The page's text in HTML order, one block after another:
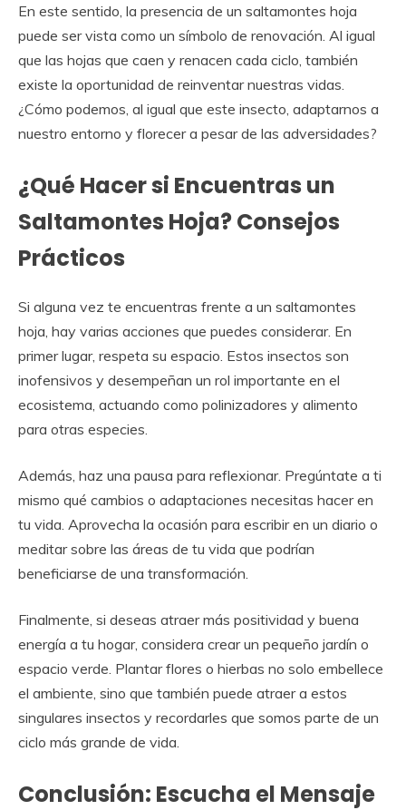
En este sentido, la presencia de un saltamontes hoja
puede ser vista como un símbolo de renovación. Al igual
que las hojas que caen y renacen cada ciclo, también
existe la oportunidad de reinventar nuestras vidas.
¿Cómo podemos, al igual que este insecto, adaptarnos a
nuestro entorno y florecer a pesar de las adversidades?
¿Qué Hacer si Encuentras un
Saltamontes Hoja? Consejos
Prácticos
Si alguna vez te encuentras frente a un saltamontes
hoja, hay varias acciones que puedes considerar. En
primer lugar, respeta su espacio. Estos insectos son
inofensivos y desempeñan un rol importante en el
ecosistema, actuando como polinizadores y alimento
para otras especies.
Además, haz una pausa para reflexionar. Pregúntate a ti
mismo qué cambios o adaptaciones necesitas hacer en
tu vida. Aprovecha la ocasión para escribir en un diario o
meditar sobre las áreas de tu vida que podrían
beneficiarse de una transformación.
Finalmente, si deseas atraer más positividad y buena
energía a tu hogar, considera crear un pequeño jardín o
espacio verde. Plantar flores o hierbas no solo embellece
el ambiente, sino que también puede atraer a estos
singulares insectos y recordarles que somos parte de un
ciclo más grande de vida.
Conclusión: Escucha el Mensaje